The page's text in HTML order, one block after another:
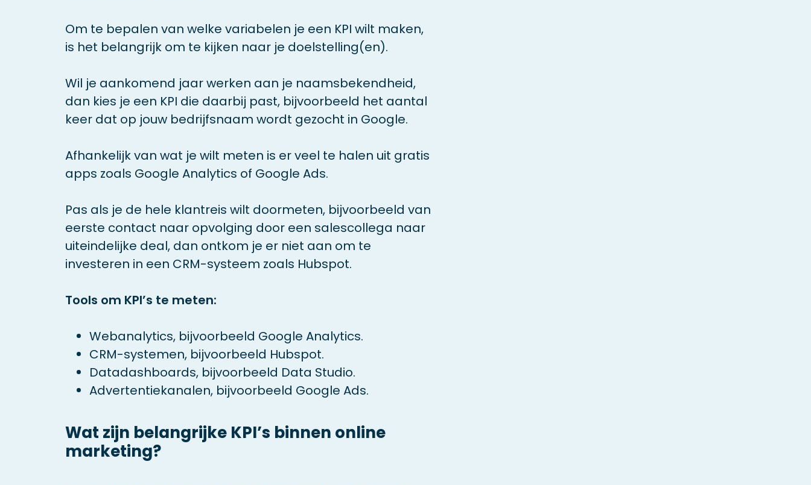
Om te bepalen van welke variabelen je een KPI wilt maken,
is het belangrijk om te kijken naar je doelstelling(en).
Wil je aankomend jaar werken aan je naamsbekendheid,
dan kies je een KPI die daarbij past, bijvoorbeeld het aantal
keer dat op jouw bedrijfsnaam wordt gezocht in Google.
Afhankelijk van wat je wilt meten is er veel te halen uit gratis
apps zoals Google Analytics of Google Ads.
Pas als je de hele klantreis wilt doormeten, bijvoorbeeld van
eerste contact naar opvolging door een salescollega naar
uiteindelijke deal, dan ontkom je er niet aan om te
investeren in een CRM-systeem zoals Hubspot.
Tools om KPI’s te meten:
Webanalytics, bijvoorbeeld Google Analytics.
CRM-systemen, bijvoorbeeld Hubspot.
Datadashboards, bijvoorbeeld Data Studio.
Advertentiekanalen, bijvoorbeeld Google Ads.
Wat zijn belangrijke KPI’s binnen online
marketing?